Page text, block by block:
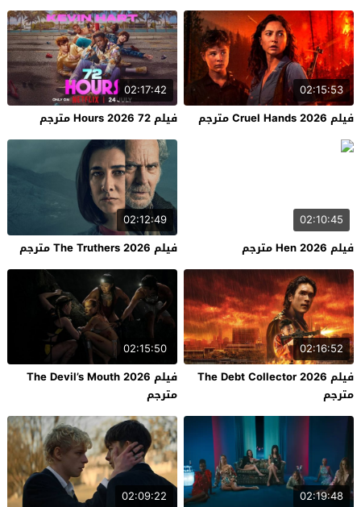
02:15:53
فيلم Cruel Hands 2026 مترجم
02:17:42
فيلم 72 Hours 2026 مترجم
02:10:45
فيلم Hen 2026 مترجم
02:12:49
فيلم The Truthers 2026 مترجم
02:16:52
فيلم The Debt Collector 2026
مترجم
02:15:50
فيلم The Devil’s Mouth 2026
مترجم
02:19:48
02:09:22